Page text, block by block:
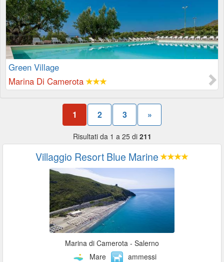
Green Village
Marina Di Camerota
1 2 3 »
Risultati da 1 a 25 di 211
Villaggio Resort Blue Marine
Marina di Camerota - Salerno
Mare
ammessi